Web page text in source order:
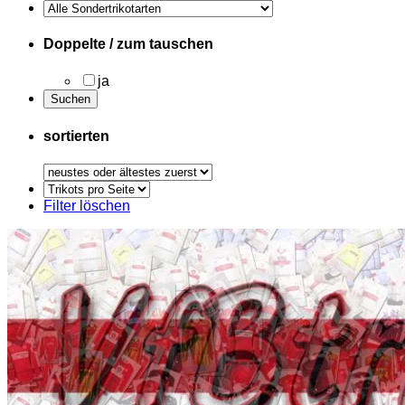
Doppelte / zum tauschen
ja
sortierten
Trikots
pro
Filter löschen